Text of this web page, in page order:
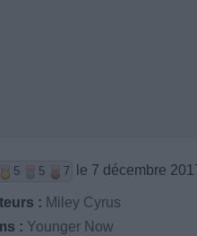
5 5 7 le 7 décembre
: Miley Cyrus
: Younger Now